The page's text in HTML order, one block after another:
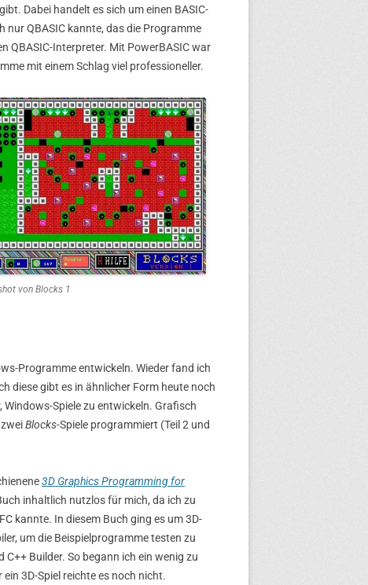
Dabei handelt es sich um einen BASIC-
nur QBASIC kannte, das die Programme
QBASIC-Interpreter. Mit PowerBASIC war
mit einem Schlag viel professioneller.
von Blocks 1
Programme entwickeln. Wieder fand ich
diese gibt es in ähnlicher Form heute noch
Windows-Spiele zu entwickeln. Grafisch
Blocks-Spiele programmiert (Teil 2 und
3D Graphics Programming for
inhaltlich nutzlos für mich, da ich zu
kannte. In diesem Buch ging es um 3D-
um die Beispielprogramme testen zu
Builder. So begann ich ein wenig zu
3D-Spiel reichte es noch nicht.